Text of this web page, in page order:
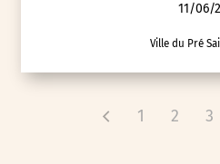
11/06/
Ville du Pré
1 2 3